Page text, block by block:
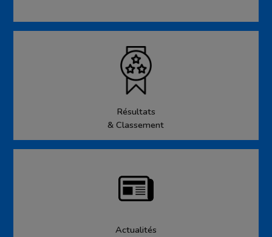
Résultats
& Classement
Actualités